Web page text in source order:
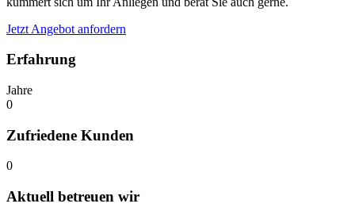
Jetzt Angebot anfordern
Erfahrung
Jahre
0
Zufriedene Kunden
0
Aktuell betreuen wir